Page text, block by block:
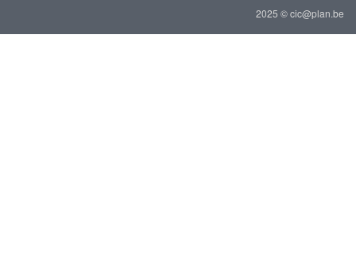
2025 © cic@plan.be